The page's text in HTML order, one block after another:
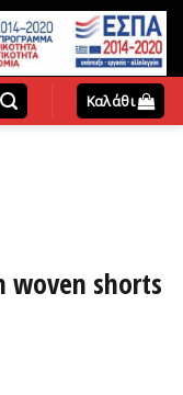
Καλάθι
woven shorts